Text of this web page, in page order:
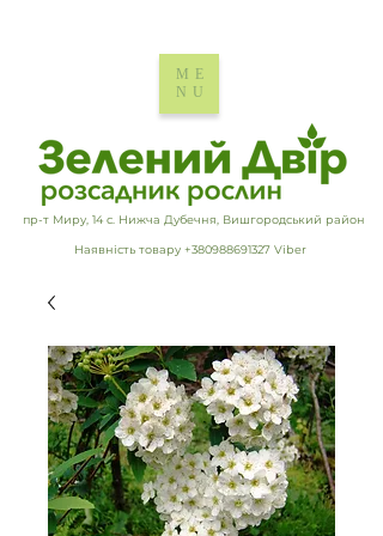
пр-т Миру, 14 с. Нижча Дубечня, Вишгородський район
Наявність товару +380988691327 Viber
ME
NU